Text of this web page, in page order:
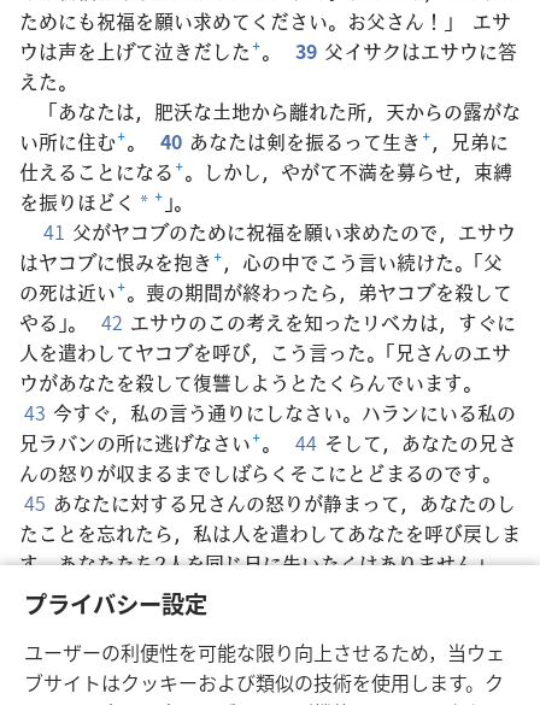
プライバシー設定
ユーザーの利便性を可能な限り向上させるため，当ウェ
ブサイトはクッキーおよび類似の技術を使用します。ク
ためにも祝福を願い求めてください。お父さん！」 エサ
ウは声を上げて泣きだした+。 39 父イサクはエサウに答
えた。
「あなたは，肥沃な土地から離れた所，天からの露がな
い所に住む+。 40 あなたは剣を振るって生き+，兄弟に
仕えることになる+。しかし，やがて不満を募らせ，束縛
を振りほどく * + 」。
41 父がヤコブのために祝福を願い求めたので，エサウ
はヤコブに恨みを抱き+，心の中でこう言い続けた。「父
の死は近い+。喪の期間が終わったら，弟ヤコブを殺して
やる」。
42 エサウのこの考えを知ったリベカは，すぐに
人を遣わしてヤコブを呼び，こう言った。「兄さんのエサ
ウがあなたを殺して復讐しようとたくらんでいます。
43 今すぐ，私の言う通りにしなさい。ハランにいる私の
兄ラバンの所に逃げなさい+。 44 そして，あなたの兄さ
んの怒りが収まるまでしばらくそこにとどまるのです。
45 あなたに対する兄さんの怒りが静まって，あなたのし
たことを忘れたら，私は人を遣わしてあなたを呼び戻しま
す。あなたたち2人を同じ日に失いたくはありません」。
46 その後，リベカはイサクにこう言い続けた。「ヘト
人の娘たちのせいで，生きているのがつらくて仕方ありま
せん+。もしヤコブもこの辺りの娘たちのようなヘト人の
娘を妻にしたら，私はもう生きていけません+」。